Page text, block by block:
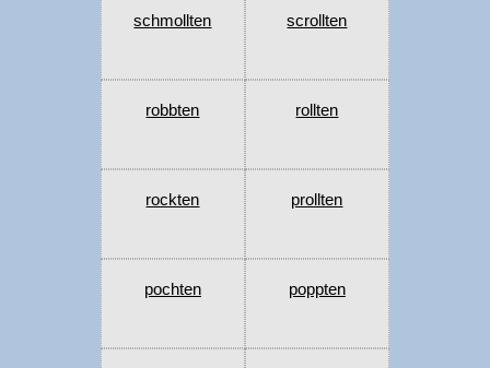
schmollten scrollten
robbten rollten
rockten prollten
pochten poppten